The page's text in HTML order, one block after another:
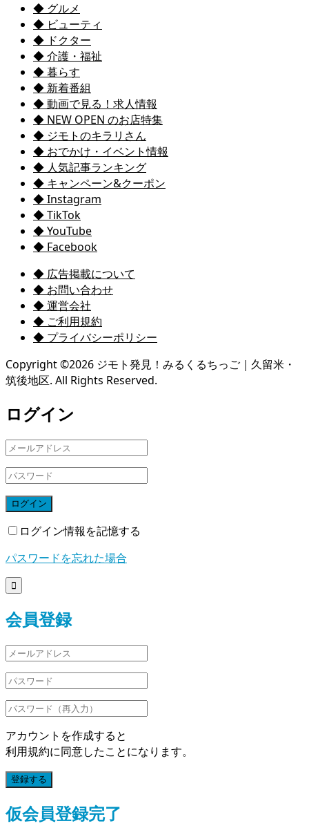
◆ グルメ
◆ ビューティ
◆ ドクター
◆ 介護・福祉
◆ 暮らす
◆ 新着番組
◆ 動画で見る！求人情報
◆ NEW OPEN のお店特集
◆ ジモトのキラリさん
◆ おでかけ・イベント情報
◆ 人気記事ランキング
◆ キャンペーン&クーポン
◆ Instagram
◆ TikTok
◆ YouTube
◆ Facebook
◆ 広告掲載について
◆ お問い合わせ
◆ 運営会社
◆ ご利用規約
◆ プライバシーポリシー
Copyright ©2026 ジモト発見！みるくるちっご｜久留米・
筑後地区. All Rights Reserved.
ログイン
ログイン
ログイン情報を記憶する
パスワードを忘れた場合

会員登録
アカウントを作成すると
利用規約に同意したことになります。
登録する
仮会員登録完了